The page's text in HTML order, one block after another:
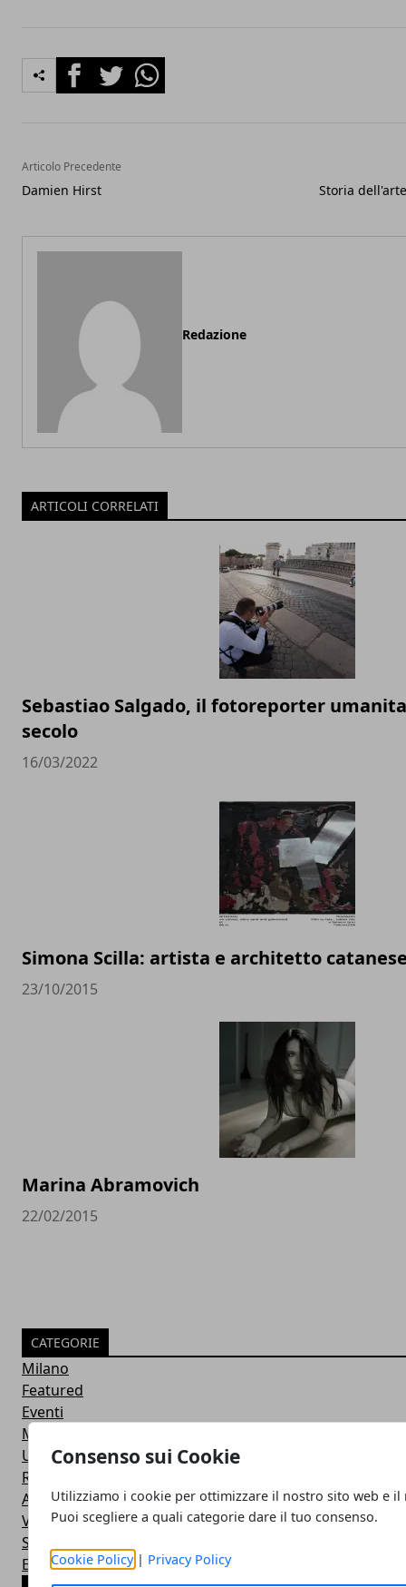
Consenso sui Cookie
Utilizziamo i cookie per ottimizzare il nostro sito web e il
Puoi scegliere a quali categorie dare il tuo consenso.
Cookie Policy| Privacy Policy
FacebookTwitterWhatsapp
Articolo Precedente
Damien Hirst Storia
Redazione
ARTICOLI CORRELATI
Sebastiao Salgado, il fotoreporter
secolo
16/03/2022
Simona Scilla: artista e architetto
23/10/2015
Marina Abramovich
22/02/2015
CATEGORIE
Milano
Featured
Eventi
Mostre
Uncategorized
Roma
Artisti
Venezia
Storia dell'Arte Contemporanea
Europa